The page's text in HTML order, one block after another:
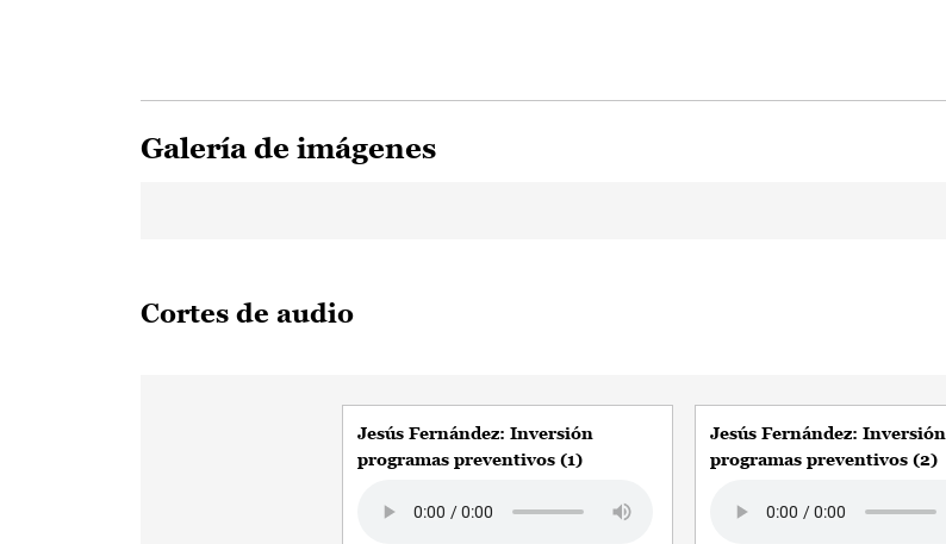
Galería de imágenes
Cortes de audio
Jesús Fernández: Inversión
programas preventivos (1)
Jesús Fernández: Inversión
programas preventivos (2)